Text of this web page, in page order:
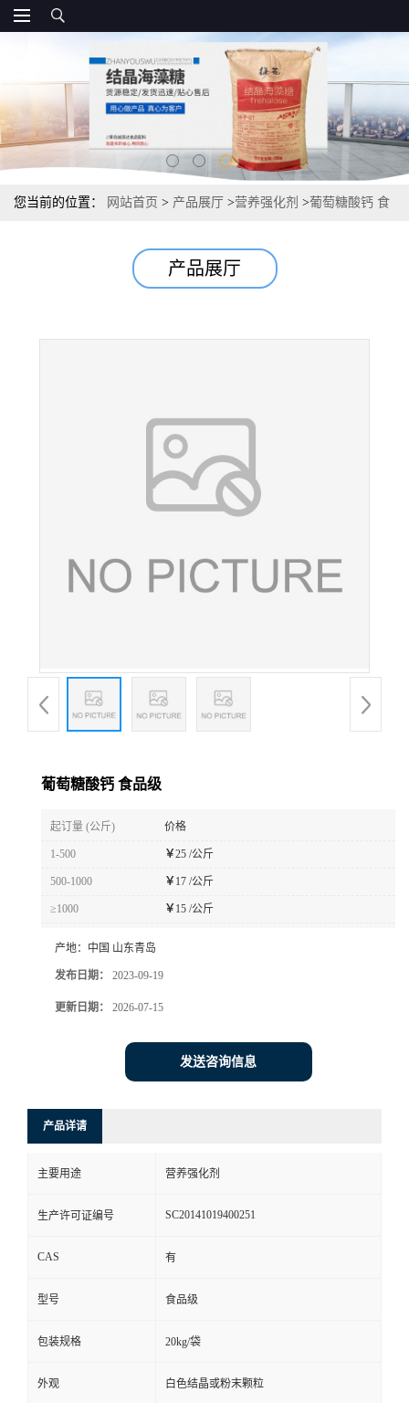
您当前的位置： 网站首页 > 产品展厅 >营养强化剂 >葡萄糖酸钙 食
产品展厅
葡萄糖酸钙 食品级
起订量 (公斤) 价格
1-500 ￥25 /公斤
500-1000 ￥ 17 /公斤
≥1000 ￥ 15 /公斤
产地： 中国 山东青岛
发布日期： 2023-09-19
更新日期： 2026-07-15
发送咨询信息
产品详请
主要用途 营养强化剂
生产许可证编号 SC20141019400251
CAS 有
型号 食品级
包装规格 20kg/袋
外观 白色结晶或粉末颗粒